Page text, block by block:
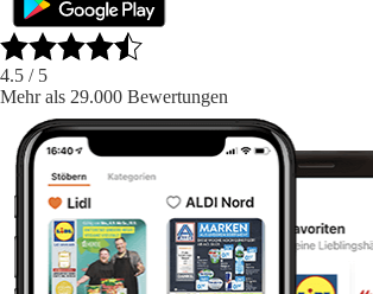
4.5 / 5
Mehr als 29.000 Bewertungen